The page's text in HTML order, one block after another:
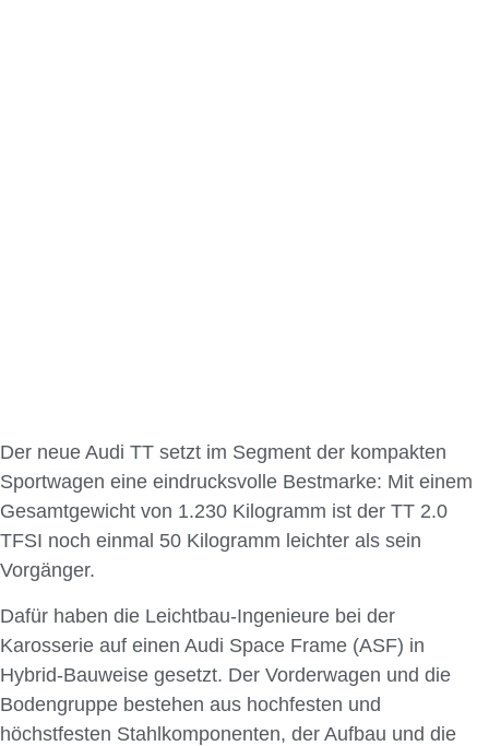
Der neue Audi TT setzt im Segment der kompakten
Sportwagen eine eindrucksvolle Bestmarke: Mit einem
Gesamtgewicht von 1.230 Kilogramm ist der TT 2.0
TFSI noch einmal 50 Kilogramm leichter als sein
Vorgänger.
Dafür haben die Leichtbau-Ingenieure bei der
Karosserie auf einen Audi Space Frame (ASF) in
Hybrid-Bauweise gesetzt. Der Vorderwagen und die
Bodengruppe bestehen aus hochfesten und
höchstfesten Stahlkomponenten, der Aufbau und die